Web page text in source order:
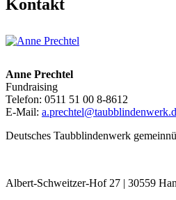
Kontakt
Anne Prechtel
Fundraising
Telefon: 0511 51 00 8-8612
E-Mail:
Deutsches Taubblindenwerk
Albert-Schweitzer-Hof 27 | 30559